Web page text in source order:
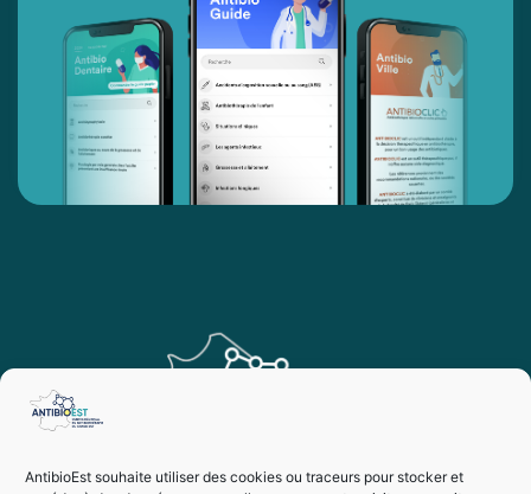
AntibioEst souhaite utiliser des cookies ou traceurs pour stocker et